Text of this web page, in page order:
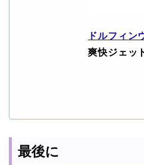
ドルフィン
爽快ジェッ
最後に